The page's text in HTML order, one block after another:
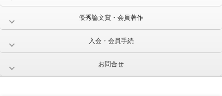
優秀論文賞・会員著作
入会・会員手続
お問合せ